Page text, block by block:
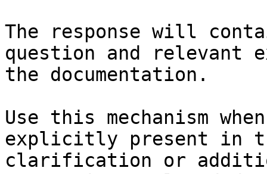
The response will
question and relevant
the documentation.
Use this mechanism
explicitly present in
clarification or